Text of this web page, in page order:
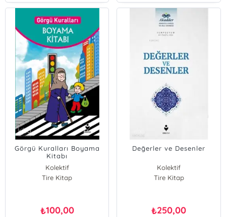
Görgü Kuralları Boyama
Kitabı
Kolektif
Tire Kitap
₺100,00
Değerler ve Desenler
Kolektif
Tire Kitap
₺250,00